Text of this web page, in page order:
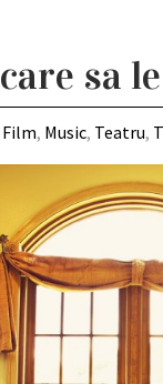
sa
Film, Music, Teatru,